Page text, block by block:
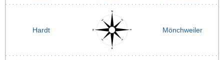
Hardt Mönchweiler